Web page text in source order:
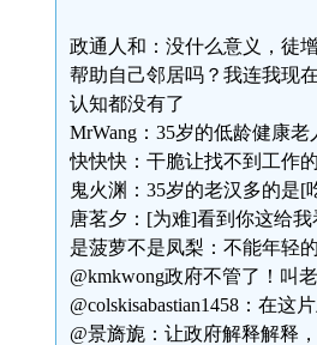
政通人和：没什么意义，徒
帮助自己邻居吗？我连我现
认知都没有了
MrWang：35岁的低龄健康老
快快快：干脆让找不到工作
鬼火渊：35岁的老汉多的是[
唐茗夕：[为难]看到你这给
是菠萝不是凤梨：不能年轻
@kmkwong政府不管了！叫
@colskisabastian1458：在
@景旖旎：让政府解释解释